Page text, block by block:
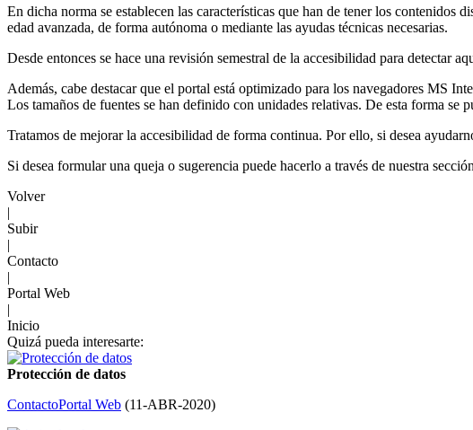
En dicha norma se establecen las características que han de tener los contenidos
edad avanzada, de forma autónoma o mediante las ayudas técnicas necesarias.
Desde entonces se hace una revisión semestral de la accesibilidad para detectar
Además, cabe destacar que el portal está optimizado para los navegadores MS
Los tamaños de fuentes se han definido con unidades relativas. De esta forma se
Tratamos de mejorar la accesibilidad de forma continua. Por ello, si desea
Si desea formular una queja o sugerencia puede hacerlo a través de nuestra
Volver
|
Subir
|
Contacto
|
Portal Web
|
Inicio
Quizá pueda interesarte:
Protección de datos
ContactoPortal Web (11-ABR-2020)